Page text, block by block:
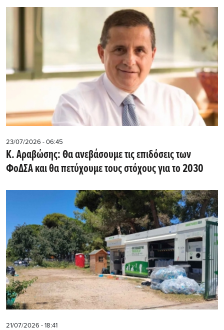
23/07/2026 - 06:45
Κ. Αραβώσης: Θα ανεβάσουμε τις επιδόσεις των
ΦοΔΣΑ και θα πετύχουμε τους στόχους για το 2030
21/07/2026 - 18:41